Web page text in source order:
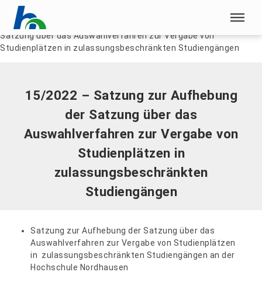
Menü überspringen
Menü überspringen
Home |Dokumente
15/2022 – Satzung zur Aufhebung der
Satzung über das Auswahlverfahren zur Vergabe von
Studienplätzen in zulassungsbeschränkten Studiengängen
15/2022 – Satzung zur Aufhebung
der Satzung über das
Auswahlverfahren zur Vergabe von
Studienplätzen in
zulassungsbeschränkten
Studiengängen
Satzung zur Aufhebung der Satzung über das
Auswahlverfahren zur Vergabe von Studienplätzen
in zulassungsbeschränkten Studiengängen an der
Hochschule Nordhausen